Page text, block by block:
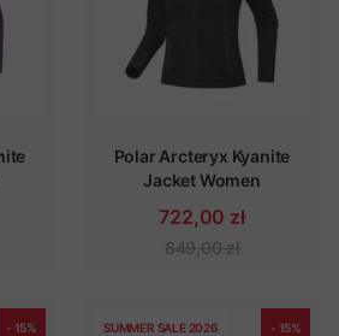
Polar Arcteryx Kyanite
Jacket Women
722,00 zł
849,00 zł
- 15% SUMMER SALE 2026 - 15%